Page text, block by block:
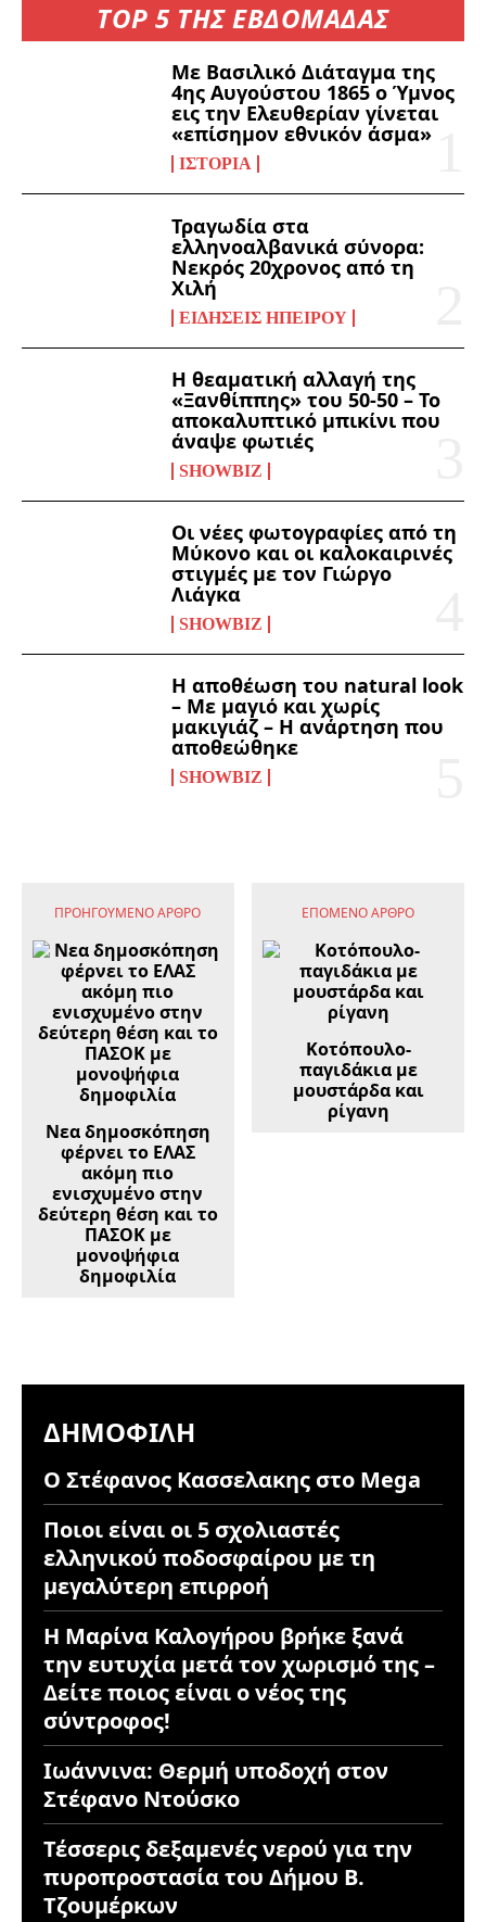
TOP 5 ΤΗΣ ΕΒΔΟΜΑΔΑΣ
Με Βασιλικό Διάταγμα της
4ης Αυγούστου 1865 ο Ύμνος
εις την Ελευθερίαν γίνεται
«επίσημον εθνικόν άσμα»
ΙΣΤΟΡΊΑ
Τραγωδία στα
ελληνοαλβανικά σύνορα:
Νεκρός 20χρονος από τη
Χιλή
ΕΙΔΉΣΕΙΣ ΗΠΕΊΡΟΥ
Η θεαματική αλλαγή της
«Ξανθίππης» του 50-50 – Το
αποκαλυπτικό μπικίνι που
άναψε φωτιές
SHOWBIZ
Οι νέες φωτογραφίες από τη
Μύκονο και οι καλοκαιρινές
στιγμές με τον Γιώργο
Λιάγκα
SHOWBIZ
Η αποθέωση του natural look
– Με μαγιό και χωρίς
μακιγιάζ – Η ανάρτηση που
αποθεώθηκε
SHOWBIZ
ΠΡΟΗΓΟΎΜΕΝΟ ΆΡΘΡΟ
Νεα δημοσκόπηση
φέρνει το ΕΛΑΣ
ακόμη πιο
ενισχυμένο στην
δεύτερη θέση και το
ΠΑΣΟΚ με
μονοψήφια
δημοφιλία
ΕΠΌΜΕΝΟ ΆΡΘΡΟ
Κοτόπουλο-
παγιδάκια με
μουστάρδα και
ρίγανη
ΔΗΜΟΦΙΛΉ
Ο Στέφανος Κασσελακης στο Mega
Ποιοι είναι οι 5 σχολιαστές
ελληνικού ποδοσφαίρου με τη
μεγαλύτερη επιρροή
Η Μαρίνα Καλογήρου βρήκε ξανά
την ευτυχία μετά τον χωρισμό της –
Δείτε ποιος είναι ο νέος της
σύντροφος!
Ιωάννινα: Θερμή υποδοχή στον
Στέφανο Ντούσκο
Τέσσερις δεξαμενές νερού για την
πυροπροστασία του Δήμου Β.
Τζουμέρκων